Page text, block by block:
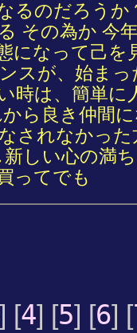
るのだろう
その為か 今
になって己を
スが、始ま
時は、簡単
ら良き仲間
されなかっ
しい心の満
ってでも
] [4] [5] [6] [